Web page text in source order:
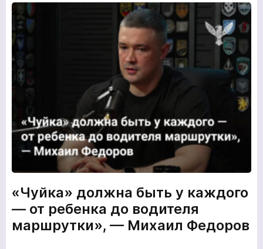
«Чуйка» должна быть у каждого
— от ребенка до водителя
маршрутки», — Михаил Федоров